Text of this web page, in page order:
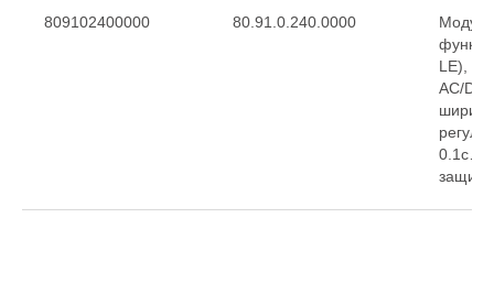
809102400000 80.91.0.240.0000
LE),
АС/DC,